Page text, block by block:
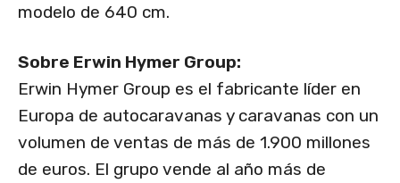
modelo de 640 cm.
Sobre Erwin Hymer Group:
Erwin Hymer Group es el fabricante líder en
Europa de autocaravanas y caravanas con un
volumen de ventas de más de 1.900 millones
de euros. El grupo vende al año más de